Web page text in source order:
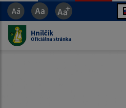
Hnilčík
Oficiálna stránka